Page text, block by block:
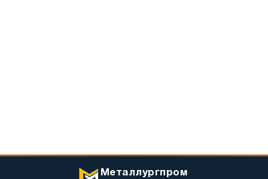
Металлургпром